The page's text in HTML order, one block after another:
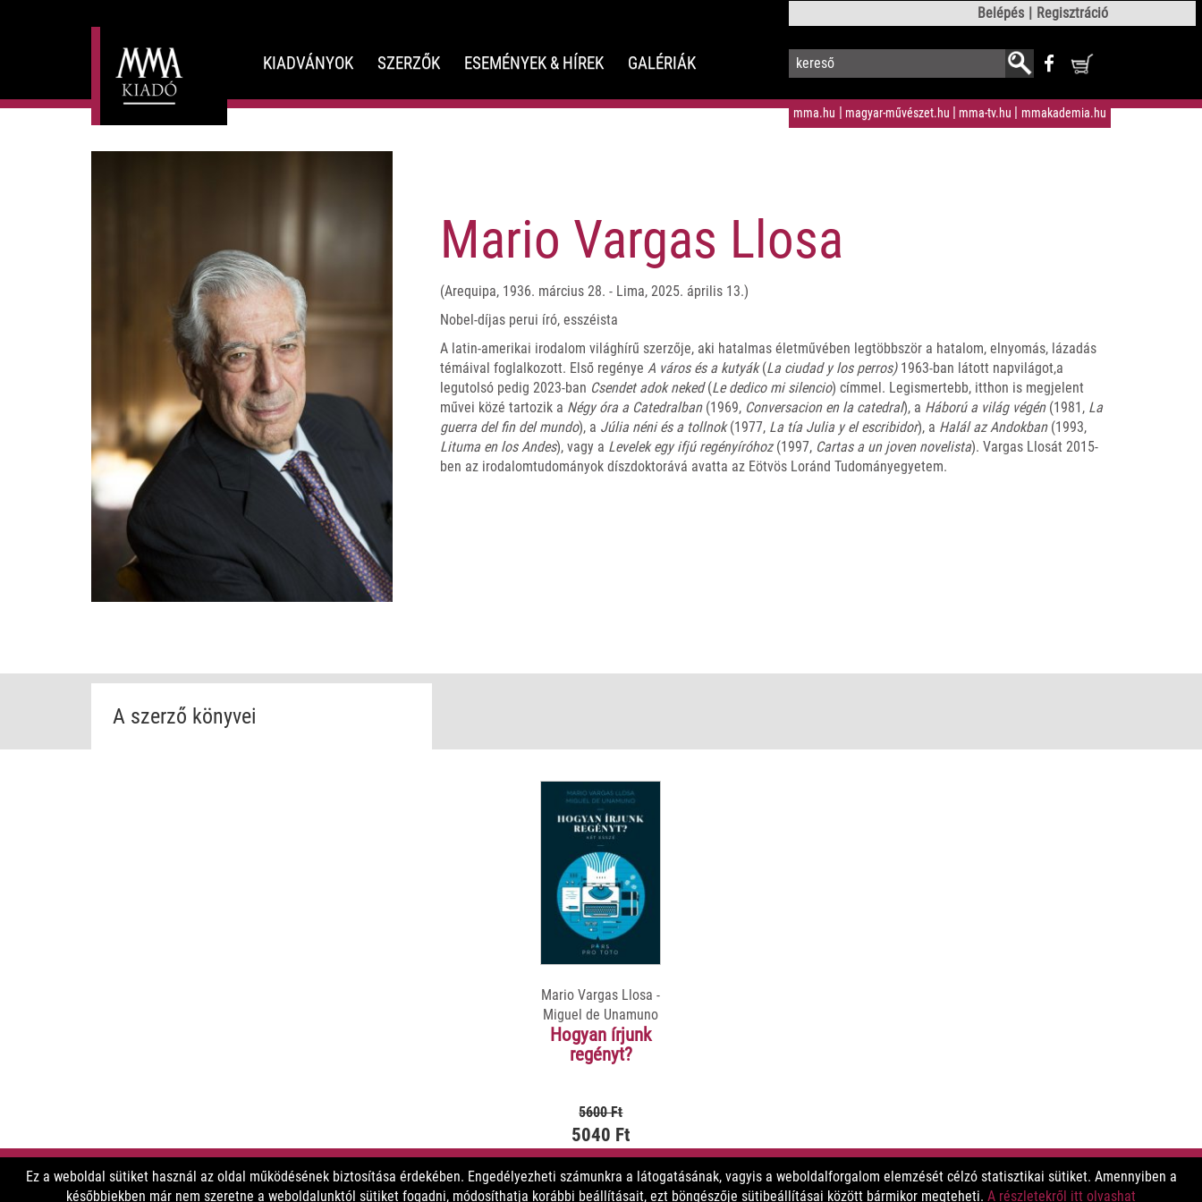
Belépés Regisztráció
mma.hu magyar-művészet.hu mma-tv.hu mmakademia.hu
KIADVÁNYOK SZERZŐK ESEMÉNYEK & HÍREK GALÉRIÁK
Mario Vargas Llosa
(Arequipa, 1936. március 28. - Lima, 2025. április 13.)
Nobel-díjas perui író, esszéista
A latin-amerikai irodalom világhírű szerzője, aki hatalmas életművében legtöbbször a hatalom, elnyomás, lázadás
témáival foglalkozott. Első regénye A város és a kutyák(La ciudad y los perros) 1963-ban látott napvilágot,a
legutolsó pedig 2023-ban Csendet adok neked(Le dedico mi silencio) címmel. Legismertebb, itthon is megjelent
művei közé tartozik a Négy óra a Catedralban(1969, Conversacion en la catedral), a Háború a világ végén(1981, La
guerra del fin del mundo), a Júlia néni és a tollnok(1977, La tía Julia y el escribidor), a Halál az Andokban(1993,
Lituma en los Andes), vagy a Levelek egy ifjú regényíróhoz(1997, Cartas a un joven novelista). Vargas Llosát 2015-
ben az irodalomtudományok díszdoktorává avatta az Eötvös Loránd Tudományegyetem.
A szerző könyvei
Mario Vargas Llosa -
Miguel de Unamuno
Hogyan írjunk
regényt?
5600 Ft
5040 Ft
MEGNÉZEM
Ez a weboldal sütiket használ az oldal működésének biztosítása érdekében. Engedélyezheti számunkra a látogatásának, vagyis a weboldalforgalom elemzését célzó statisztikai sütiket. Amennyiben a
későbbiekben már nem szeretne a weboldalunktól sütiket fogadni, módosíthatja korábbi beállításait, ezt böngészője sütibeállításai között bármikor megteheti. A részletekről itt olvashat